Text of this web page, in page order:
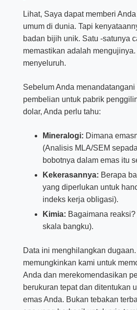
Lihat, Saya dapat memberi
umum di dunia. Tapi
badan bijih unik. Satu -satunya
memastikan adalah mengujinya.
menyeluruh.
Sebelum Anda menandatangani
pembelian untuk pabrik
dolar, Anda perlu tahu:
Mineralogi: Dimana
(Analisis MLA/SEM
bobotnya dalam emas itu
Kekerasannya: Berapa
yang diperlukan untuk
indeks kerja obligasi).
Kimia: Bagaimana
skala bangku).
Data ini menghilangkan dugaan.
memungkinkan kami untuk
Anda dan merekomendasikan
berukuran tepat dan ditentukan
emas Anda. Bukan tebakan